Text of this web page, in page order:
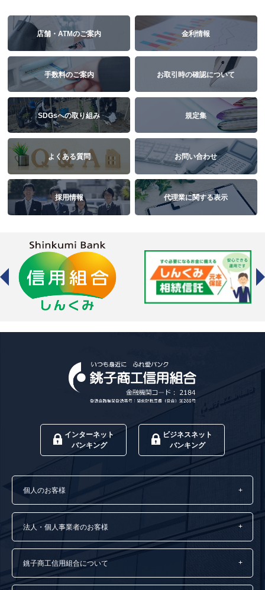
店舗・ATMのご案内 金利情報
手数料のご案内 お取引時の確認について
SDGsへの取り組み 規定集
よくある質問 お問い合わせ
採用情報 代理業に関する表示
インターネット
バンキング
ビジネスネット
バンキング
個人のお客様
法人・個人事業者のお客様
銚子商工信用組合について